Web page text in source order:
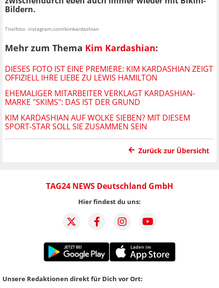
Bildern.
Titelfoto: instagram.com/kimkardashian
Mehr zum Thema Kim Kardashian:
DIESES FOTO IST EINE PREMIERE: KIM KARDASHIAN ZEIGT
OFFIZIELL IHRE LIEBE ZU LEWIS HAMILTON
EHEMALIGER MITARBEITER VERKLAGT KARDASHIAN-
MARKE "SKIMS": DAS IST DER GRUND
KIM KARDASHIAN AUF WOLKE SIEBEN? MIT DIESEM
SPORT-STAR SOLL SIE ZUSAMMEN SEIN
Zurück zur Übersicht
TAG24 NEWS Deutschland GmbH
Hier findest du uns:
Unsere Redaktionen direkt für Dich vor Ort: